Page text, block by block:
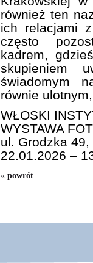
również ten
ich relacjami
często
kadrem,
skupieniem
świadomym
równie
WŁOSKI
WYSTAWA
ul. Grodzka 49,
22.01.2026 –
« powrót